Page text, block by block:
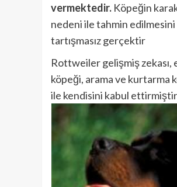
vermektedir. Köpeğin
nedeni ile tahmin
tartışmasız gerçektir
Rottweiler gelişmiş zekası,
köpeği, arama ve kurtarma
ile kendisini kabul